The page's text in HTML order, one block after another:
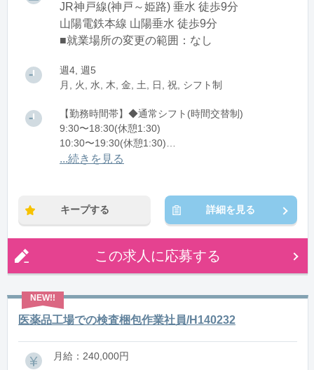
JR神戸線(神戸～姫路) 垂水 徒歩9分
山陽電鉄本線 山陽垂水 徒歩9分
■就業場所の変更の範囲：なし
週4, 週5
月, 火, 水, 木, 金, 土, 日, 祝, シフト制
【勤務時間帯】◆通常シフト(時間交替制)
9:30〜18:30(休憩1:30)
10:30〜19:30(休憩1:30)
11:30〜20:30(休憩1:30)
...続きを見る
キープする 詳細を見る
この求人に応募する
医薬品工場での検査梱包作業社員/H140232
月給：240,000円